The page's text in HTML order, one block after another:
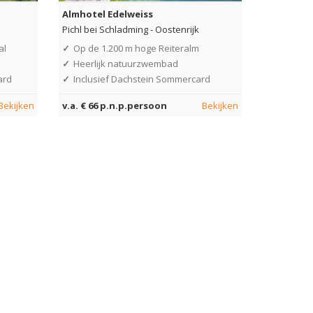
Almhotel Edelweiss
Pichl bei Schladming-Oostenrijk
✓ Op de 1.200 m hoge Reiteralm
✓ Heerlijk natuurzwembad
✓ Inclusief Dachstein Sommercard
v.a. € 66 p.n.p.persoon Bekijken